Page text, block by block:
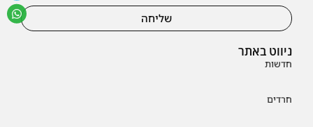
ניווט באתר
חדשות
חרדים
שליחה